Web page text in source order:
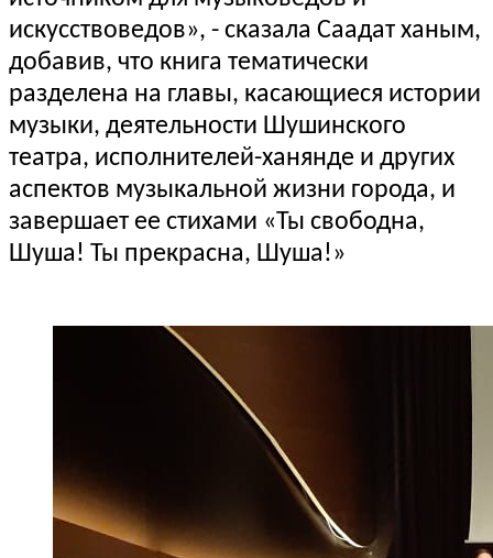
искусствоведов», - сказала Саадат ханым,
добавив, что книга тематически
разделена на главы, касающиеся истории
музыки, деятельности Шушинского
театра, исполнителей-ханянде и других
аспектов музыкальной жизни города, и
завершает ее стихами «Ты свободна,
Шуша! Ты прекрасна, Шуша!»